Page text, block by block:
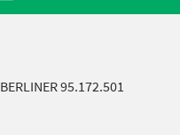
BERLINER 95.172.501